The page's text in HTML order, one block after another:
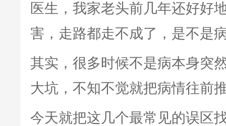
医生，我家老头前几年还好好
害，走路都走不成了，是不是
其实，很多时候不是病本身突
大坑，不知不觉就把病情往前
今天就把这几个最常见的误区